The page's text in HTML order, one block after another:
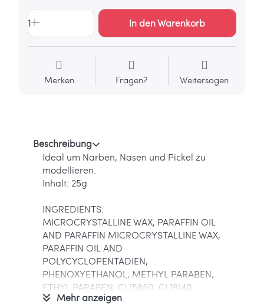
1 In den Warenkorb
Merken Fragen? Weitersagen
Beschreibung
Ideal um Narben, Nasen und Pickel zu
modellieren.
Inhalt: 25g
INGREDIENTS:
MICROCRYSTALLINE WAX, PARAFFIN OIL
AND PARAFFIN MICROCRYSTALLINE WAX,
PARAFFIN OIL AND
POLYCYCLOPENTADIEN,
PHENOXYETHANOL, METHYL PARABEN,
ETHYL PARABEN, CI 15850, CI 19140
Mehr anzeigen